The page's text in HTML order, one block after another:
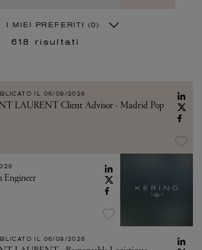
I MIEI PREFERITI (0)
618 risultati
IL 06/08/2026
LAURENT Client Advisor - Madrid Pop
IL 06/08/2026